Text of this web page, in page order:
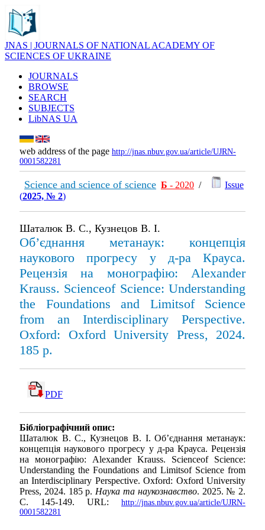
JNAS | JOURNALS OF NATIONAL ACADEMY OF
SCIENCES OF UKRAINE
JOURNALS
BROWSE
SEARCH
SUBJECTS
LibNAS UA
web address of the page http://jnas.nbuv.gov.ua/article/UJRN-
0001582281
Science and science of science Б - 2020 /
Issue
(2025, № 2)
Шаталюк В. С., Кузнецов В. І.
Об’єднання метанаук: концепція
наукового прогресу у д-ра Крауса.
Рецензія на монографію: Alexander
Krauss. Scienceof Science: Understanding
the Foundations and Limitsof Science
from an Interdisciplinary Perspective.
Oxford: Oxford University Press, 2024.
185 р.
PDF
Бібліографічний опис:
Шаталюк В. С., Кузнецов В. І. Об’єднання метанаук:
концепція наукового прогресу у д-ра Крауса. Рецензія
на монографію: Alexander Krauss. Scienceof Science:
Understanding the Foundations and Limitsof Science from
an Interdisciplinary Perspective. Oxford: Oxford University
Press, 2024. 185 р.Наука та наукознавство. 2025. № 2.
С. 145-149. URL: http://jnas.nbuv.gov.ua/article/UJRN-
0001582281